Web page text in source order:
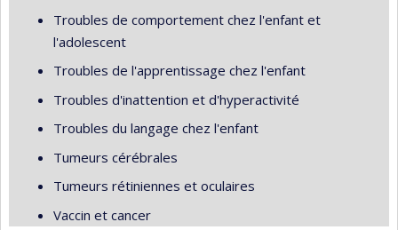
Troubles de comportement chez l'enfant et
l'adolescent
Troubles de l'apprentissage chez l'enfant
Troubles d'inattention et d'hyperactivité
Troubles du langage chez l'enfant
Tumeurs cérébrales
Tumeurs rétiniennes et oculaires
Vaccin et cancer